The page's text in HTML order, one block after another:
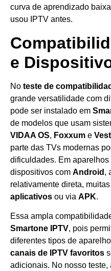
curva de aprendizado
usou IPTV antes.
e
No teste de
grande versatilidade com
pode ser instalado em
de modelos que usam
VIDAA OS, Foxxum e
parte das TVs modernas
dificuldades. Em aparelhos
dispositivos com Android ,
relativamente direta,
aplicativos ou via APK.
Essa ampla
Smartone IPTV, pois
diferentes tipos de
canais de IPTV favoritos
adicionais. No nosso teste,